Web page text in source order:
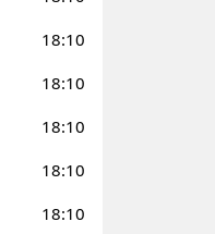
18:10
18:10
18:10
18:10
18:10